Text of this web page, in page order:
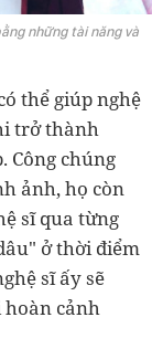
những tài năng và
thể giúp nghệ
trở thành
Công chúng
ảnh, họ còn
sĩ qua từng
ở thời điểm
sĩ ấy sẽ
hoàn cảnh